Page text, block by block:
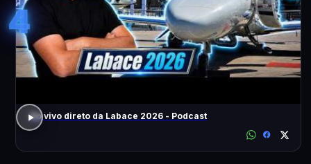
4
Ao vivo direto da Labace 2026 - Podcast